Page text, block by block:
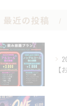
最近の投稿